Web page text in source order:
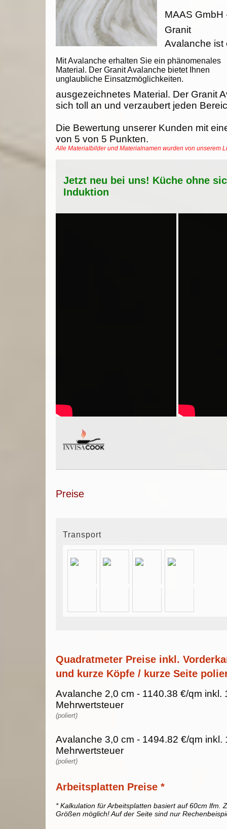
Mit Avalanche erhalten Sie ein phänomenales
Material. Der Granit Avalanche bietet Ihnen
unglaubliche Einsatzmöglichkeiten.
MAAS GmbH
Granit
Avalanche ist
ausgezeichnetes Material. Der Granit
sich toll an und verzaubert jeden
Die Bewertung unserer Kunden mit
von 5 von 5 Punkten.
Alle Materialbilder und Materialnamen wurden von unserem
Jetzt neu bei uns! Küche ohne
Induktion
Preise
Transport
Quadratmeter Preise inkl.
und kurze Köpfe / kurze Seite
Avalanche 2,0 cm - 1140.38 €/qm inkl.
Mehrwertsteuer
(poliert)
Avalanche 3,0 cm - 1494.82 €/qm inkl.
Mehrwertsteuer
(poliert)
Arbeitsplatten Preise *
* Kalkulation für Arbeitsplatten basiert auf 60cm lfm.
Größen möglich! Auf der Seite sind nur